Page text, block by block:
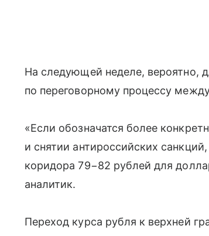
На следующей неделе, вероятно,
по переговорному процессу
«Если обозначатся более
и снятии антироссийских
коридора 79−82 рублей для
аналитик.
Переход курса рубля к верхней